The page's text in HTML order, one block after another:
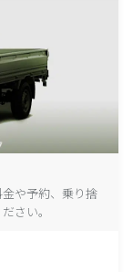
や予約、乗り捨
さい。